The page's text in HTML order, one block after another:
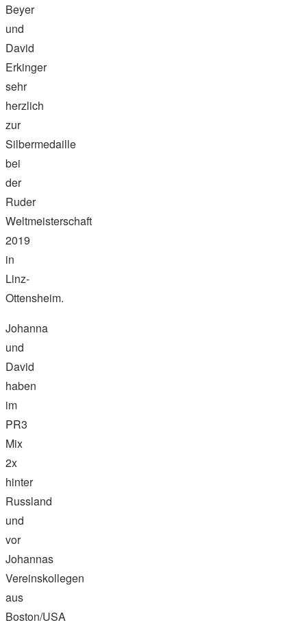
Beyer
und
David
Erkinger
sehr
herzlich
zur
Silbermedaille
bei
der
Ruder
Weltmeisterschaft
2019
in
Linz-
Ottensheim.
Johanna
und
David
haben
im
PR3
Mix
2x
hinter
Russland
und
vor
Johannas
Vereinskollegen
aus
Boston/USA